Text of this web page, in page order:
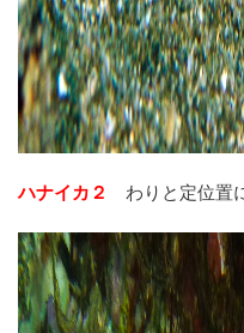
ハナイカ２ わりと定位置